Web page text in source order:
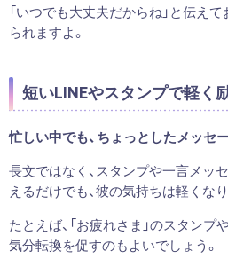
「いつでも大丈夫だからね」と伝え
られますよ。
短いLINEやスタンプで軽く
忙しい中でも、ちょっとしたメッセ
長文ではなく、スタンプや一言メッ
えるだけでも、彼の気持ちは軽くなり
たとえば、「お疲れさま」のスタン
気分転換を促すのもよいでしょう。